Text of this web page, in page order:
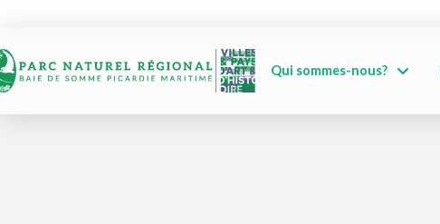
Qui sommes-nous?